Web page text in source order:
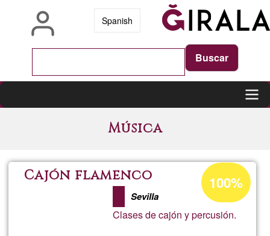
Spanish
Música
Cajón flamenco
Sevilla
Clases de cajón y percusión.
Acceptance
percentage
Ğ1
100%